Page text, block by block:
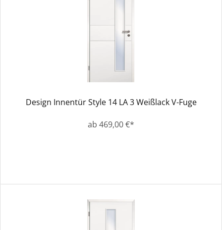
Design Innentür Style 14 LA 3 Weißlack V-Fuge
ab 469,00 €*